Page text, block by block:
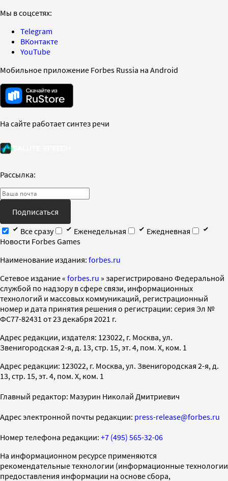
Мы в соцсетях:
Telegram
ВКонтакте
YouTube
Мобильное приложение Forbes Russia на Android
На сайте работает синтез речи
Рассылка:
Подписаться
Все сразу
Еженедельная
Ежедневная
Новости Forbes Games
Наименование издания: forbes.ru
Cетевое издание « forbes.ru » зарегистрировано Федеральной
службой по надзору в сфере связи, информационных
технологий и массовых коммуникаций, регистрационный
номер и дата принятия решения о регистрации: серия Эл №
ФС77-82431 от 23 декабря 2021 г.
Адрес редакции, издателя: 123022, г. Москва, ул.
Звенигородская 2-я, д. 13, стр. 15, эт. 4, пом. X, ком. 1
Адрес редакции: 123022, г. Москва, ул. Звенигородская 2-я, д.
13, стр. 15, эт. 4, пом. X, ком. 1
Главный редактор: Мазурин Николай Дмитриевич
Адрес электронной почты редакции: press-release@forbes.ru
Номер телефона редакции: +7 (495) 565-32-06
На информационном ресурсе применяются
рекомендательные технологии (информационные технологии
предоставления информации на основе сбора,